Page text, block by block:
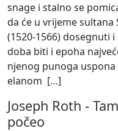
snage i stalno se
da će u vrijeme sultana
(1520-1566) dosegnuti
doba biti i epoha
njenog punoga
elanom […]
Joseph Roth -
počeo